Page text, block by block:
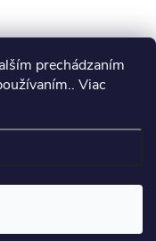
prechádzaním
Viac